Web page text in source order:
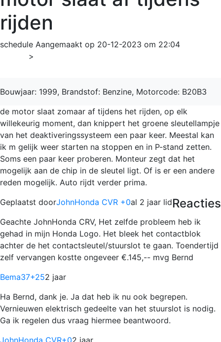
rijden
schedule Aangemaakt op 20-12-2023 om 22:04
>
Bouwjaar: 1999, Brandstof: Benzine, Motorcode: B20B3
de motor slaat zomaar af tijdens het rijden, op elk
willekeurig moment, dan knippert het groene sleutellampje
van het deaktiveringssysteem een paar keer. Meestal kan
ik m gelijk weer starten na stoppen en in P-stand zetten.
Soms een paar keer proberen. Monteur zegt dat het
mogelijk aan de chip in de sleutel ligt. Of is er een andere
reden mogelijk. Auto rijdt verder prima.
Geplaatst doorJohnHonda CVR +0al 2 jaar lidReacties
Geachte JohnHonda CRV, Het zelfde probleem heb ik
gehad in mijn Honda Logo. Het bleek het contactblok
achter de het contactsleutel/stuurslot te gaan. Toendertijd
zelf vervangen kostte ongeveer €.145,-- mvg Bernd
Bema37+252 jaar
Ha Bernd, dank je. Ja dat heb ik nu ook begrepen.
Vernieuwen elektrisch gedeelte van het stuurslot is nodig.
Ga ik regelen dus vraag hiermee beantwoord.
JohnHonda CVR+02 jaar